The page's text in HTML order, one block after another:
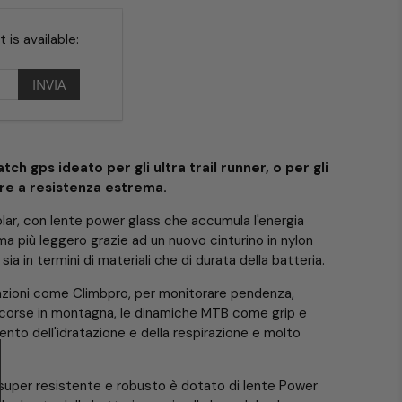
is available:
gps ideato per gli ultra trail runner, o per gli
a resistenza estrema.
con lente power glass che accumula l'energia
più leggero grazie ad un nuovo cinturino in nylon
in termini di materiali che di durata della batteria.
come Climbpro, per monitorare pendenza,
in montagna, le dinamiche MTB come grip e
dell'idratazione e della respirazione e molto
resistente e robusto è dotato di lente Power